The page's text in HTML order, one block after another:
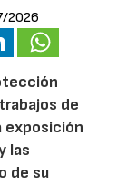
2026
de
exposición
las
de su